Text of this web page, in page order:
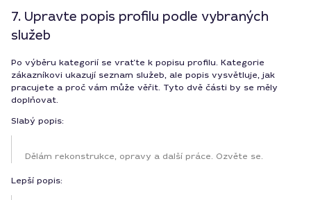
7. Upravte popis profilu podle vybraných
služeb
Po výběru kategorií se vraťte k popisu profilu. Kategorie
zákazníkovi ukazují seznam služeb, ale popis vysvětluje, jak
pracujete a proč vám může věřit. Tyto dvě části by se měly
doplňovat.
Slabý popis:
Dělám rekonstrukce, opravy a další práce. Ozvěte se.
Lepší popis: